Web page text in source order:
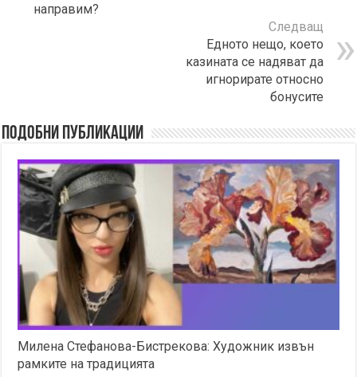
направим?
Следващ
Едното нещо, което
казината се надяват да
игнорирате относно
бонусите
Подобни публикации
Милена Стефанова-Бистрекова: Художник извън
рамките на традицията